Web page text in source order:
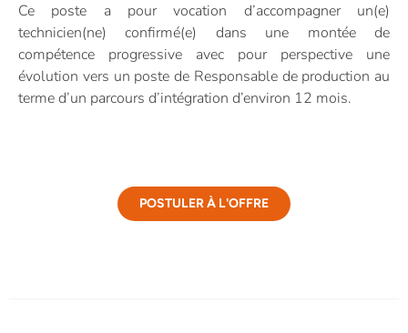
Ce poste a pour vocation d’accompagner un(e)
technicien(ne) confirmé(e) dans une montée de
compétence progressive avec pour perspective une
évolution vers un poste de Responsable de production au
terme d’un parcours d’intégration d’environ 12 mois.
POSTULER À L'OFFRE